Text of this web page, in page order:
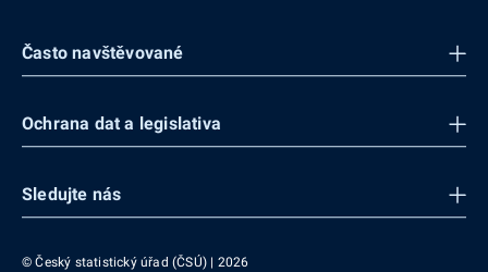
Často navštěvované
Ochrana dat a legislativa
Sledujte nás
© Český statistický úřad (ČSÚ) | 2026